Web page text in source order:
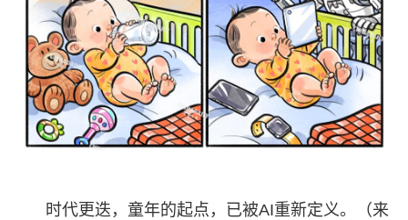
时代更迭，童年的起点，已被AI重新定义。（来